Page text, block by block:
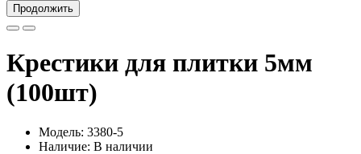
Продолжить
Крестики для плитки 5мм
(100шт)
Модель: 3380-5
Наличие: В наличии